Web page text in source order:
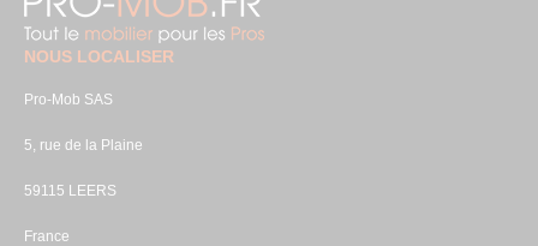
NOUS LOCALISER
Pro-Mob SAS
5, rue de la Plaine
59115 LEERS
France